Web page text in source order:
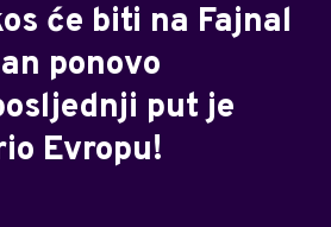
će biti na Fajnal
ponovo
put je
Evropu!